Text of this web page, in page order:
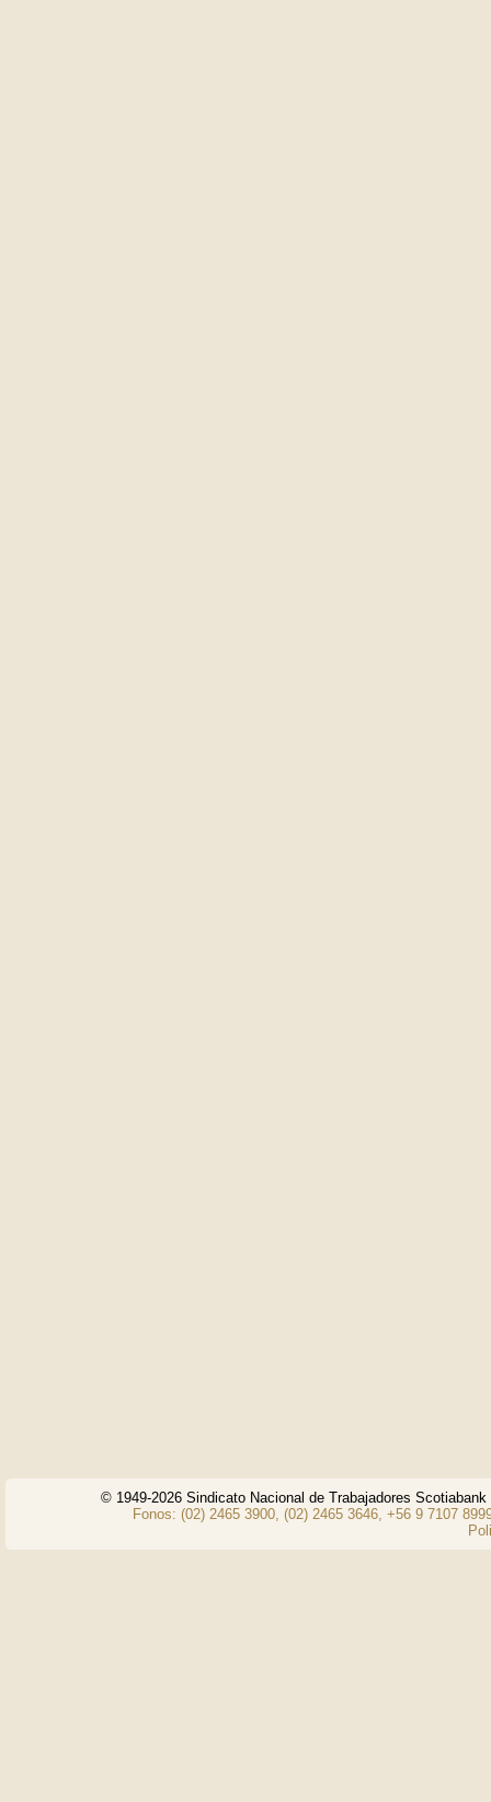
© 1949-2026 Sindicato Nacional de Trabajadores
Fonos: (02) 2465 3900, (02) 2465 3646, +56 9 7107